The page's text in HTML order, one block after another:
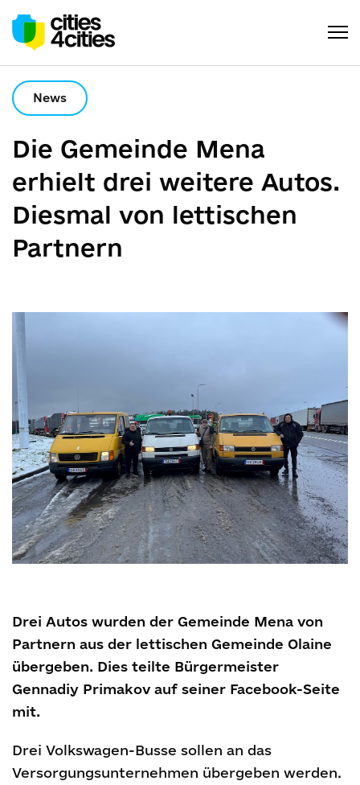
News
Die Gemeinde Mena
erhielt drei weitere Autos.
Diesmal von lettischen
Partnern
Drei Autos wurden der Gemeinde Mena von
Partnern aus der lettischen Gemeinde Olaine
übergeben. Dies teilte Bürgermeister
Gennadiy Primakov auf seiner Facebook-Seite
mit.
Drei Volkswagen-Busse sollen an das
Versorgungsunternehmen übergeben werden.